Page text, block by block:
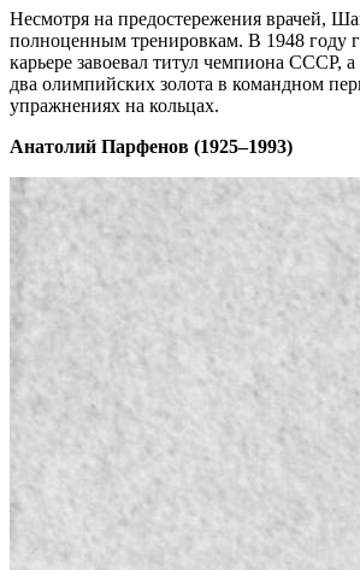
Несмотря на предостережения врачей,
полноценным тренировкам. В 1948 году
карьере завоевал титул чемпиона СССР,
два олимпийских золота в командном
упражнениях на кольцах.
Анатолий Парфенов (1925–1993)